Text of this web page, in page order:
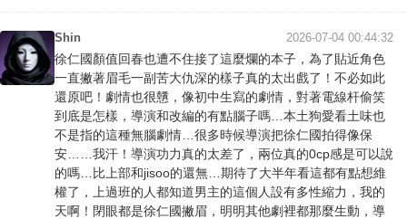
Shin 2026-07-04 00:44:32
徐仁國顏值回春也遭不住接了這麼爛的本子，為了貼近角色
一直撇著眉毛一副苦大仇深的樣子真的太出戲了！不必如此
還原吧！劇情也很戇，像初中生寫的劇情，對著電線杆偷笑
到底是怎樣，導演和改編的有點腦子嗎…本土狗愛看土味也
不是指的這種無腦劇情…很多時候導演把徐仁國拍得像保
安……我汗！導演功力真的太差了，兩位真的0cp感是可以說
的嗎…比上部和jisoo的還無…期待了大半年看這都有點想維
權了，上過班的人都知道男主的這個人設有多性縮力，我的
天啊！閉眼都是徐仁國撇眉，明明其他劇裡都那麼生動，導